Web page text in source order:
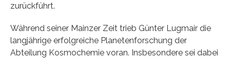
zurückführt.
Während seiner Mainzer Zeit trieb Günter Lugmair die
langjährige erfolgreiche Planetenforschung der
Abteilung Kosmochemie voran. Insbesondere sei dabei